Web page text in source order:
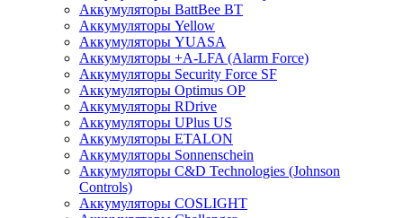
Аккумуляторы BattBee BT
Аккумуляторы Yellow
Аккумуляторы YUASA
Аккумуляторы +A-LFA (Alarm Force)
Аккумуляторы Security Force SF
Аккумуляторы Optimus OP
Аккумуляторы RDrive
Аккумуляторы UPlus US
Аккумуляторы ETALON
Аккумуляторы Sonnenschein
Аккумуляторы С&D Technologies (Johnson
Controls)
Аккумуляторы COSLIGHT